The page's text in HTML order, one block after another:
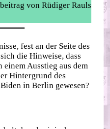
von Rüdiger Rauls
fest an der Seite des
die Hinweise, dass
Ausstieg aus dem
Hintergrund des
in Berlin gewesen?